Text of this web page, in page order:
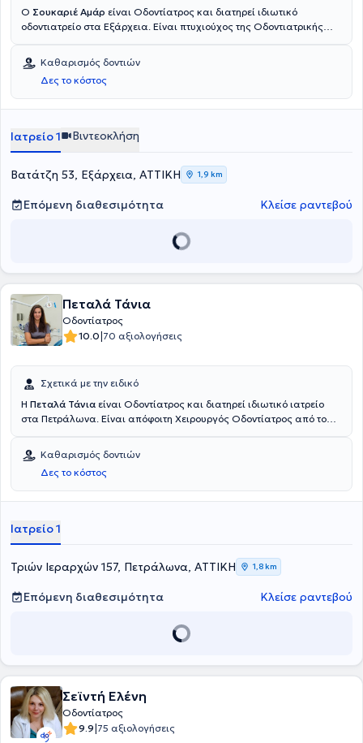
Ο Σουκαριέ Αμάρ είναι Οδοντίατρος και διατηρεί ιδιωτικό
οδοντιατρείο στα Εξάρχεια. Είναι πτυχιούχος της Οδοντιατρικής
(ΕΚΠΑ) και διαθέτει πολυετή εμπειρία. Στο οδοντιατρείο του
παρέχονται οδοντιατρικές υπηρεσίες υψηλής ποιότητας σε ένα
σύγχρονο και ευχάριστο περιβάλλον.
Καθαρισμός δοντιών
Δες το κόστος
Ιατρείο 1 Βιντεοκλήση
Βατάτζη 53, Εξάρχεια, ΑΤΤΙΚΗ 1,9 km
Επόμενη διαθεσιμότητα Κλείσε ραντεβού
Πεταλά Τάνια
Οδοντίατρος
10.0|70 αξιολογήσεις
Σχετικά με την ειδικό
Η Πεταλά Τάνια είναι Οδοντίατρος και διατηρεί ιδιωτικό ιατρείο
στα Πετράλωνα. Είναι απόφοιτη Χειρουργός Οδοντίατρος από το
περιστατικά που άπτονται σε όλο το φάσμα της οδοντιατρικής ενώ
αξίζει να σημειωθεί ότι εξειδικεύεται στην αισθητική οδοντιατρική,
στην αθλητική οδοντιατρική καθώς και στην λεύκανση δοντιών.
Καθαρισμός δοντιών
Δες το κόστος
Ιατρείο 1
Τριών Ιεραρχών 157, Πετράλωνα, ΑΤΤΙΚΗ 1,8 km
Επόμενη διαθεσιμότητα Κλείσε ραντεβού
Σεϊντή Ελένη
Οδοντίατρος
9.9|75 αξιολογήσεις